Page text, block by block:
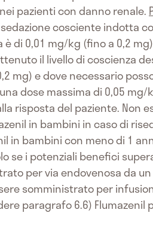
pazienti con danno renale.
cosciente indotta
di 0,01 mg/kg (fino a 0,2
il livello di coscienza
mg) e dove necessario
dose massima di 0,05
risposta del paziente. Non
in bambini in caso di
in bambini con meno di 1
se i potenziali benefici
per via endovenosa da
somministrato per
paragrafo 6.6)